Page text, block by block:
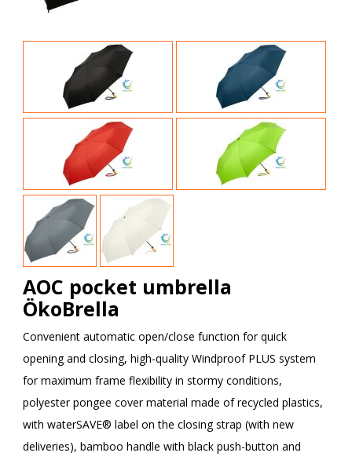
AOC pocket umbrella
ÖkoBrella
Convenient automatic open/close function for quick
opening and closing, high-quality Windproof PLUS system
for maximum frame flexibility in stormy conditions,
polyester pongee cover material made of recycled plastics,
with waterSAVE® label on the closing strap (with new
deliveries), bamboo handle with black push-button and